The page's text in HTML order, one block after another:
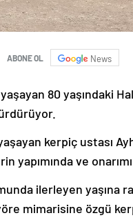
ABONE OL News
80 yaşındaki
kerpiç ustası
ve
ilerleyen yaşına
mimarisine özgü